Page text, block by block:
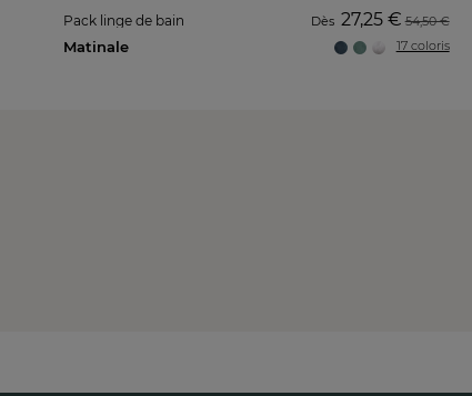
Pack linge de bain
Matinale
Dès 27,25 € 54,50 €
17 coloris